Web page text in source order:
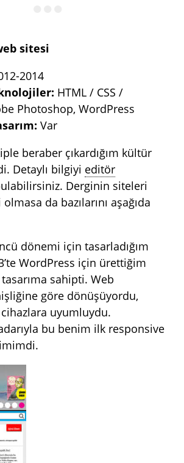
sitesi
2014
HTML / CSS /
Photoshop, WordPress
Var
beraber çıkardığım kültür
Detaylı bilgiyi editör
Derginin siteleri
da bazılarını aşağıda
dönemi için tasarladığım
WordPress için ürettiğim
sahipti. Web
göre dönüşüyordu,
uyumluydu.
bu benim ilk responsive